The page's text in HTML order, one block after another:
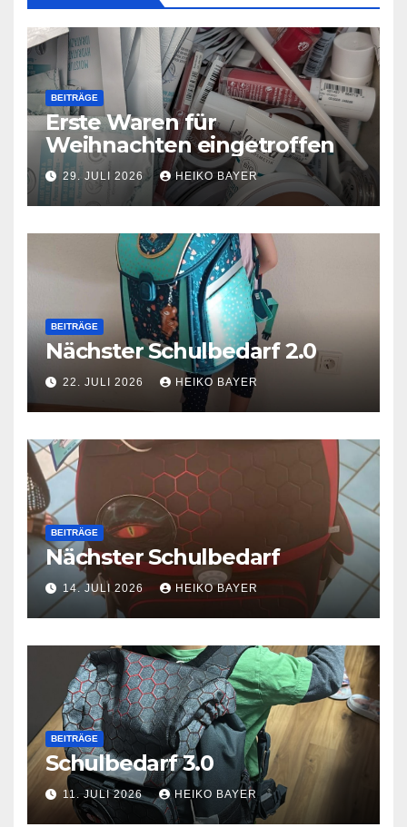
BEITRÄGE
Erste Waren für
Weihnachten eingetroffen
29. JULI 2026 HEIKO BAYER
BEITRÄGE
Nächster Schulbedarf 2.0
22. JULI 2026 HEIKO BAYER
BEITRÄGE
Nächster Schulbedarf
14. JULI 2026 HEIKO BAYER
BEITRÄGE
Schulbedarf 3.0
11. JULI 2026 HEIKO BAYER